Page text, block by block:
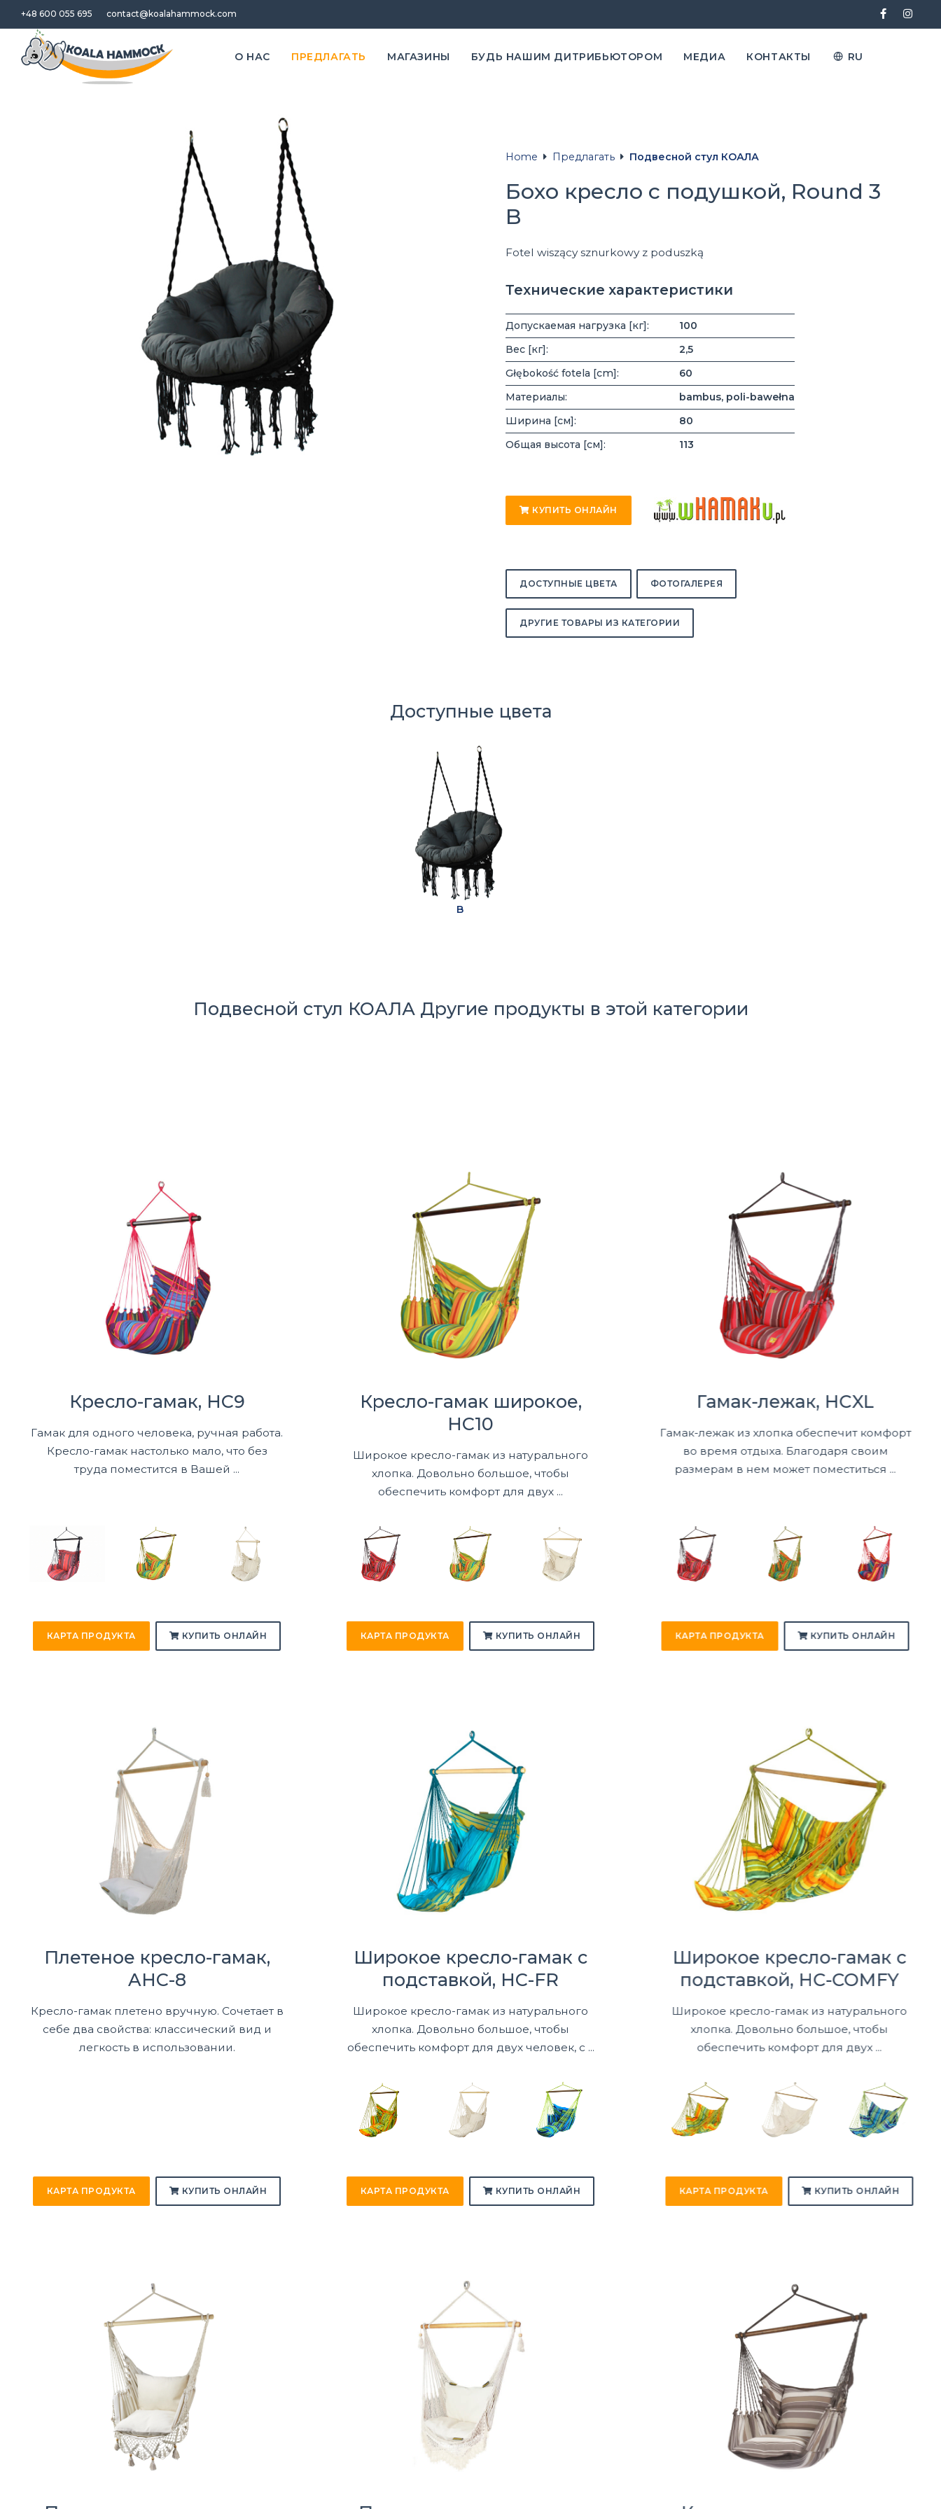
+48 600 055 695 contact@koalahammock.com
O НАС ПРЕДЛАГАТЬ MАГАЗИНЫ БУДЬ НАШИМ ДИТРИБЬЮТОРОМ МЕДИА КОНТАКТЫ RU
Home Предлагать Подвесной стул КОАЛА
Бохо кресло с подушкой, Round 3
B
Fotel wiszący sznurkowy z poduszką
Технические характеристики
Допускаемая нагрузка [кг]:
100
Вес [кг]:
2,5
Głębokość fotela [cm]:
60
Материалы:
bambus, poli-bawełna
Ширина [см]:
80
Общая высота [см]:
113
КУПИТЬ ОНЛАЙН
ДОСТУПНЫЕ ЦВЕТА ФОТОГАЛЕРЕЯ
ДРУГИЕ ТОВАРЫ ИЗ КАТЕГОРИИ
Доступные цвета
B
Подвесной стул КОАЛА Другие продукты в этой категории
Кресло-гамак, HC9
Гамак для одного человека, ручная работа.
Кресло-гамак настолько мало, что без
труда поместится в Вашей ...
КАРТА ПРОДУКТА КУПИТЬ ОНЛАЙН
Кресло-гамак широкое,
HC10
Широкое кресло-гамак из натурального
хлопка. Довольно большое, чтобы
обеспечить комфорт для двух ...
КАРТА ПРОДУКТА КУПИТЬ ОНЛАЙН
Гамак-лежак, HCXL
Гамак-лежак из хлопка обеспечит комфорт
во время отдыха. Благодаря своим
размерам в нем может поместиться ...
КАРТА ПРОДУКТА КУПИТЬ ОНЛАЙН
Плетеное кресло-гамак,
AHC-8
Кресло-гамак плетено вручную. Сочетает в
себе два свойства: классический вид и
легкость в использовании.
КАРТА ПРОДУКТА КУПИТЬ ОНЛАЙН
Широкое кресло-гамак с
подставкой, HC-FR
Широкое кресло-гамак из натурального
хлопка. Довольно большое, чтобы
обеспечить комфорт для двух человек, с ...
КАРТА ПРОДУКТА КУПИТЬ ОНЛАЙН
Широкое кресло-гамак с
подставкой, HC-COMFY
Широкое кресло-гамак из натурального
хлопка. Довольно большое, чтобы
обеспечить комфорт для двух ...
КАРТА ПРОДУКТА КУПИТЬ ОНЛАЙН